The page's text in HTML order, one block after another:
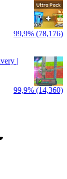
99,9% (78,176)
|
99,9% (14,360)